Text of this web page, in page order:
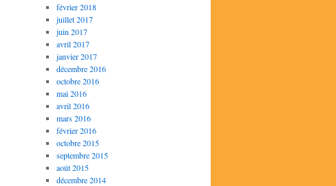
février 2018
juillet 2017
juin 2017
avril 2017
janvier 2017
décembre 2016
octobre 2016
mai 2016
avril 2016
mars 2016
février 2016
octobre 2015
septembre 2015
août 2015
décembre 2014